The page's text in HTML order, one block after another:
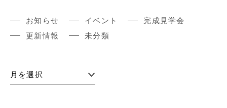
お知らせ イベント
完成見学会
更新情報
未分類